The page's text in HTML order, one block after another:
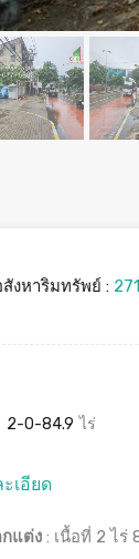
งหาริมทรัพย์ :
2-0-84.9 ไร่
เอียด
แต่ง : เนื้อที่ 2 ไ